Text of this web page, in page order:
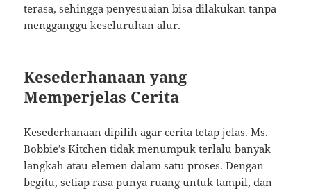
terasa, sehingga penyesuaian bisa dilakukan tanpa
mengganggu keseluruhan alur.
Kesederhanaan yang
Memperjelas Cerita
Kesederhanaan dipilih agar cerita tetap jelas. Ms.
Bobbie’s Kitchen tidak menumpuk terlalu banyak
langkah atau elemen dalam satu proses. Dengan
begitu, setiap rasa punya ruang untuk tampil, dan